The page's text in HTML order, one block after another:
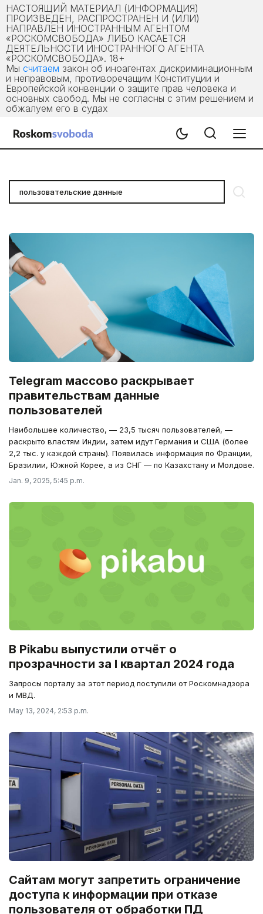
НАСТОЯЩИЙ МАТЕРИАЛ (ИНФОРМАЦИЯ)
ПРОИЗВЕДЕН, РАСПРОСТРАНЕН И (ИЛИ)
НАПРАВЛЕН ИНОСТРАННЫМ АГЕНТОМ
«РОСКОМСВОБОДА» ЛИБО КАСАЕТСЯ
ДЕЯТЕЛЬНОСТИ ИНОСТРАННОГО АГЕНТА
«РОСКОМСВОБОДА». 18+
Мы считаем закон об иноагентах дискриминационным
и неправовым, противоречащим Конституции и
Европейской конвенции о защите прав человека и
основных свобод. Мы не согласны с этим решением и
обжалуем его в судах
Telegram массово раскрывает
правительствам данные
пользователей
Наибольшее количество, — 23,5 тысяч пользователей, —
раскрыто властям Индии, затем идут Германия и США (более
2,2 тыс. у каждой страны). Появилась информация по Франции,
Бразилии, Южной Корее, а из СНГ — по Казахстану и Молдове.
Jan. 9, 2025, 5:45 p.m.
В Pikabu выпустили отчёт о
прозрачности за I квартал 2024 года
Запросы порталу за этот период поступили от Роскомнадзора
и МВД.
May 13, 2024, 2:53 p.m.
Сайтам могут запретить ограничение
доступа к информации при отказе
пользователя от обработки ПД